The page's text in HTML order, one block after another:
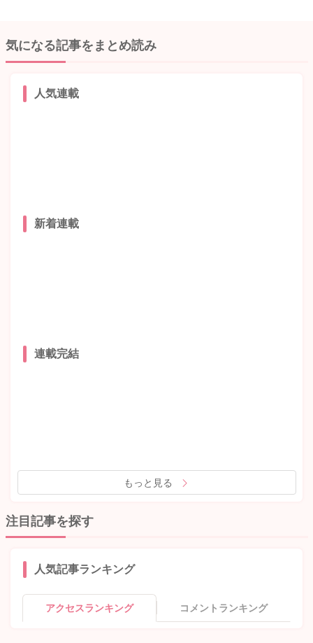
気になる記事をまとめ読み
人気連載
新着連載
連載完結
もっと見る
注目記事を探す
人気記事ランキング
アクセスランキング コメントランキング